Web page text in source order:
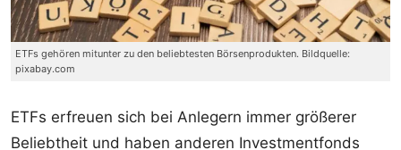
ETFs gehören mitunter zu den beliebtesten Börsenprodukten. Bildquelle:
pixabay.com
ETFs erfreuen sich bei Anlegern immer größerer
Beliebtheit und haben anderen Investmentfonds